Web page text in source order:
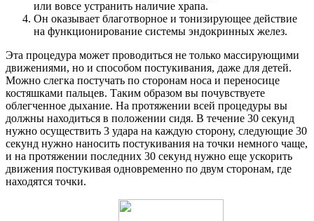
или вовсе устранить наличие храпа.
Он оказывает благотворное и тонизирующее действие
на функционирование системы эндокринных желез.
Эта процедура может проводиться не только массирующими
движениями, но и способом постукивания, даже для детей.
Можно слегка постучать по сторонам носа и переносице
костяшками пальцев. Таким образом вы почувствуете
облегченное дыхание. На протяжении всей процедуры вы
должны находиться в положении сидя. В течение 30 секунд
нужно осуществить 3 удара на каждую сторону, следующие 30
секунд нужно наносить постукивания на точки немного чаще,
и на протяжении последних 30 секунд нужно еще ускорить
движения постукивая одновременно по двум сторонам, где
находятся точки.